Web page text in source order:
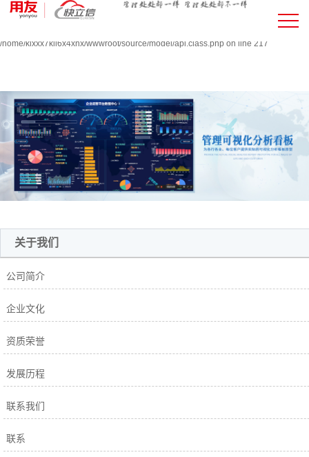
Warning:
file_put_contents(/home/klxxx7kll6x4xnx/wwwroot/source/cache/
/home/klxxx7kll6x4xnx/wwwroot/source/model/api.class.php on line 217
关于我们
公司简介
企业文化
资质荣誉
发展历程
联系我们
联系